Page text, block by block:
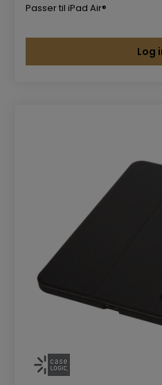
Passer til iPad Air®
Log